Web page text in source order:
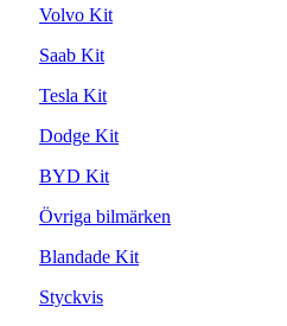
Volvo Kit
Saab Kit
Tesla Kit
Dodge Kit
BYD Kit
Övriga bilmärken
Blandade Kit
Styckvis